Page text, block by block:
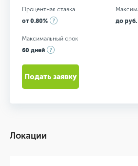
Процентная ставка
от 0.80%
до руб.
Максимальный срок
60 дней
Подать заявку
Локации